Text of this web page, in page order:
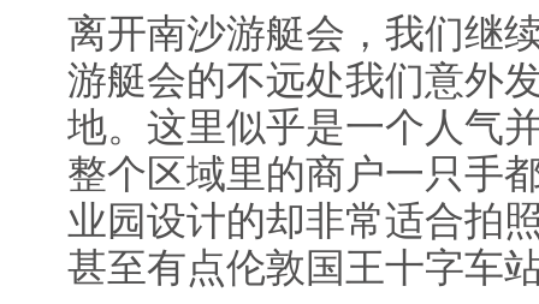
离开南沙游艇会，我们继
游艇会的不远处我们意外
地。这里似乎是一个人气
整个区域里的商户一只手
业园设计的却非常适合拍
甚至有点伦敦国王十字车